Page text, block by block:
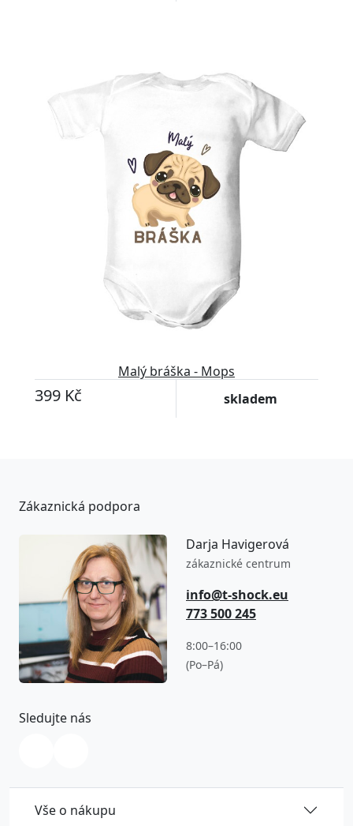
Malý bráška - Mops
399 Kč skladem
Vše o nákupu
Zákaznická podpora
Darja Havigerová
zákaznické centrum
info@t-shock.eu
773 500 245
8:00–16:00
(Po–Pá)
Sledujte nás